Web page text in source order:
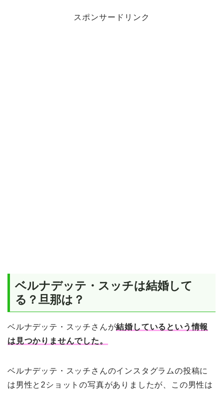
スポンサードリンク
ベルナデッテ・スッチは結婚して
る？旦那は？
ベルナデッテ・スッチさんが結婚しているという情報
は見つかりませんでした。
ベルナデッテ・スッチさんのインスタグラムの投稿に
は男性と2ショットの写真がありましたが、この男性は